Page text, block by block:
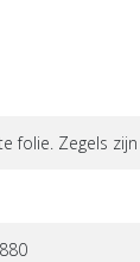
folie. Zegels zijn